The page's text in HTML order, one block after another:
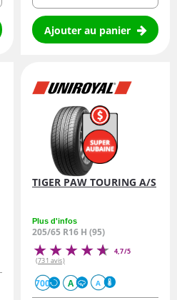
Ajouter au panier
TIGER PAW TOURING A/S
Plus d'infos
205/65 R16 H (95)
4,7/5
(731 avis)
700 A A